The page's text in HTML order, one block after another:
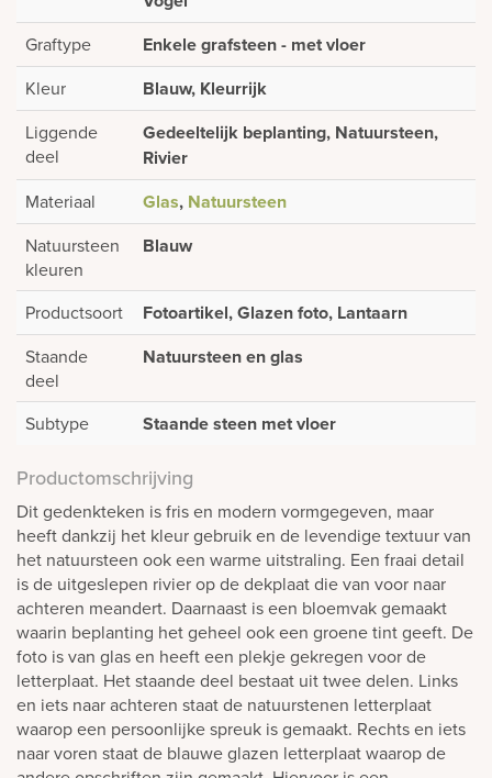
Graftype Enkele grafsteen - met vloer
Kleur Blauw, Kleurrijk
Liggende
deel
Gedeeltelijk beplanting, Natuursteen,
Rivier
Materiaal Glas, Natuursteen
Natuursteen
kleuren
Blauw
Productsoort Fotoartikel, Glazen foto, Lantaarn
Staande
deel
Natuursteen en glas
Subtype Staande steen met vloer
Productomschrijving
Dit gedenkteken is fris en modern vormgegeven, maar
heeft dankzij het kleur gebruik en de levendige textuur van
het natuursteen ook een warme uitstraling. Een fraai detail
is de uitgeslepen rivier op de dekplaat die van voor naar
achteren meandert. Daarnaast is een bloemvak gemaakt
waarin beplanting het geheel ook een groene tint geeft. De
foto is van glas en heeft een plekje gekregen voor de
letterplaat. Het staande deel bestaat uit twee delen. Links
en iets naar achteren staat de natuurstenen letterplaat
waarop een persoonlijke spreuk is gemaakt. Rechts en iets
naar voren staat de blauwe glazen letterplaat waarop de